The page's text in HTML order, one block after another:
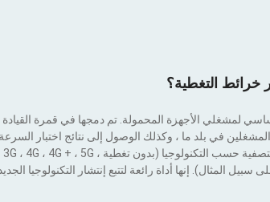
لمشغلي الأجهزة المحمولة. تم دمجها في قمرة القيادة
في بلد ما ، وكذلك الوصول إلى نتائج اختبار
المثال). إنها أداة رائعة لتتبع إنتشار التكنولوجيا